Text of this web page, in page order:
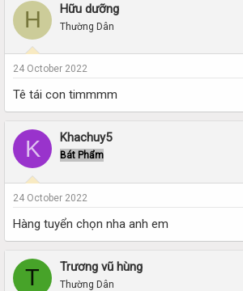
H Hữu dưỡng
Thường Dân
24 October 2022
Tê tái con timmmm
K Khachuy5
Bát Phẩm
24 October 2022
Hàng tuyển chọn nha anh em
T Trương vũ hùng
Thường Dân